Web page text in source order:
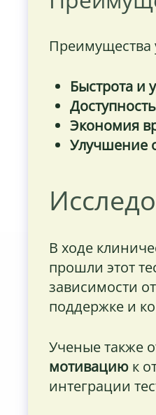
Преимущества
Быстрота и
Доступность
Экономия
Улучшение
В ходе
прошли этот
зависимости
поддержке и
Ученые также
мотивацию к
интеграции